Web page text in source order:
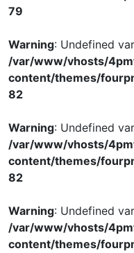
79
Warning: Undefined
/var/www/vhosts/
content/themes/
82
Warning: Undefined
/var/www/vhosts/
content/themes/
82
Warning: Undefined
/var/www/vhosts/
content/themes/